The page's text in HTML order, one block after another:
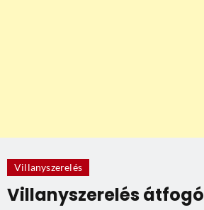
Villanyszerelés
Villanyszerelés átfogó